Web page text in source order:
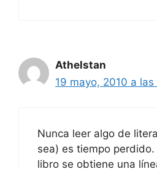
Athelstan
19 mayo, 2010 a las
Nunca leer algo de
sea) es tiempo
libro se obtiene una